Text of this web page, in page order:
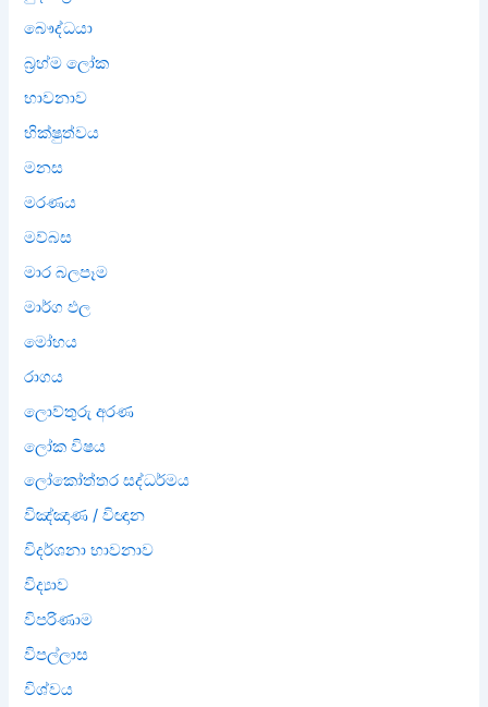
බෞද්ධයා
බ්‍රහ්ම ලෝක
භාවනාව
භික්ෂුත්වය
මනස
මරණය
මව්බස
මාර බලපෑම
මාර්ග ඵල
මෝහය
රාගය
ලොව්තුරු අරණ
ලෝක විෂය
ලෝකෝත්තර සද්ධර්මය
විඤ්ඤාණ / විඥාන
විදර්ශනා භාවනාව
විද්‍යාව
විපරිණාම
විපල්ලාස
විශ්වය